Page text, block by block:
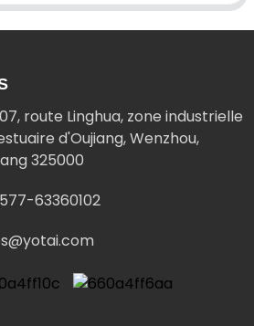
route Linghua, zone industrielle
d'Oujiang, Wenzhou,
325000
63360102